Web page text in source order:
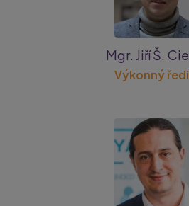
Mgr. Jiří Š.
Výkonný